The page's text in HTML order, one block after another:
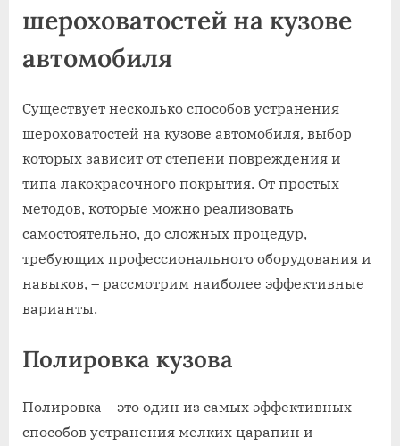
шероховатостей на кузове
автомобиля
Существует несколько способов устранения
шероховатостей на кузове автомобиля‚ выбор
которых зависит от степени повреждения и
типа лакокрасочного покрытия. От простых
методов‚ которые можно реализовать
самостоятельно‚ до сложных процедур‚
требующих профессионального оборудования и
навыков‚ – рассмотрим наиболее эффективные
варианты.
Полировка кузова
Полировка – это один из самых эффективных
способов устранения мелких царапин и